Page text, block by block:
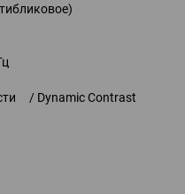
/ Dynamic Contrast